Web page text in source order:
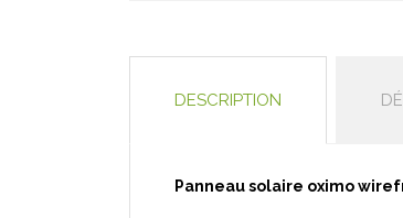
DESCRIPTION
Panneau solaire oximo